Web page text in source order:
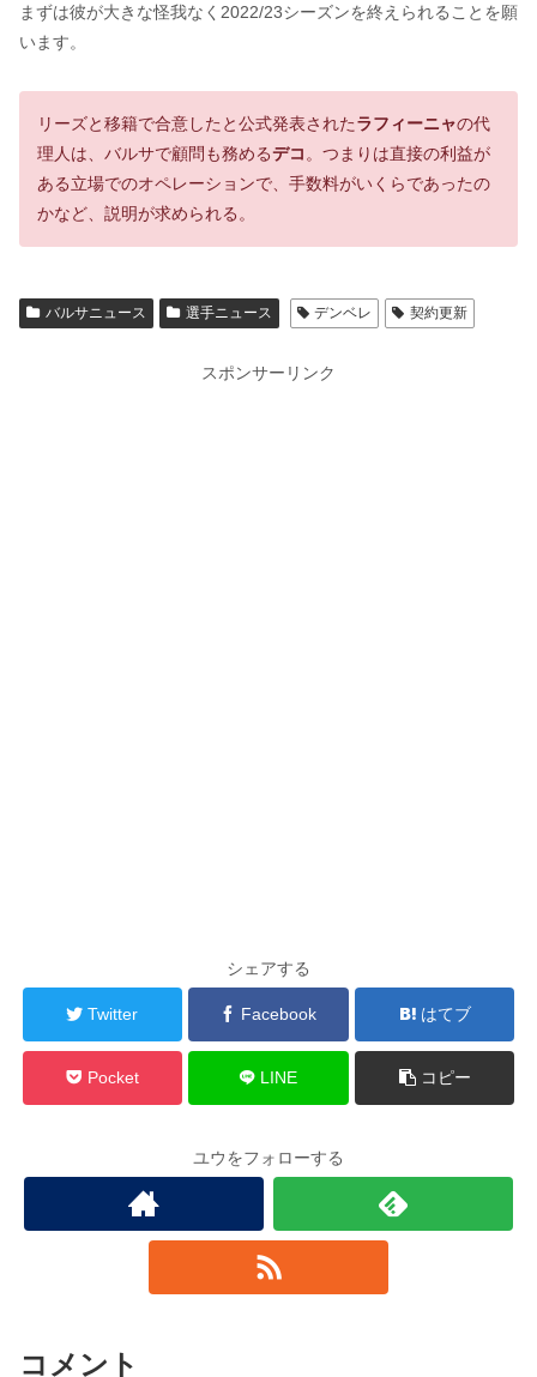
まずは彼が大きな怪我なく2022/23シーズンを終えられることを願
います。
リーズと移籍で合意したと公式発表されたラフィーニャの代
理人は、バルサで顧問も務めるデコ 。つまりは直接の利益が
ある立場でのオペレーションで、手数料がいくらであったの
かなど、説明が求められる。
バルサニュース 選手ニュース デンベレ 契約更新
スポンサーリンク
シェアする
Twitter Facebook はてブ
Pocket LINE コピー
ユウをフォローする
コメント